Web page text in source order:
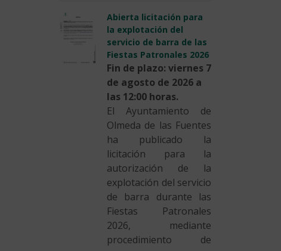
Abierta licitación para
la explotación del
servicio de barra de las
Fiestas Patronales 2026
Fin de plazo: viernes 7
de agosto de 2026 a
las 12:00 horas.
El Ayuntamiento de
Olmeda de las Fuentes
ha publicado la
licitación para la
autorización de la
explotación del servicio
de barra durante las
Fiestas Patronales
2026, mediante
procedimiento de